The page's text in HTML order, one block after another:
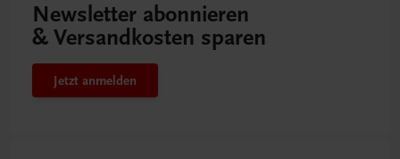
Newsletter abonnieren
& Versandkosten sparen
Jetzt anmelden